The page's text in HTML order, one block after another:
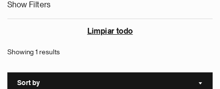
Show Filters
Limpiar todo
Showing 1 results
Sort by Sort